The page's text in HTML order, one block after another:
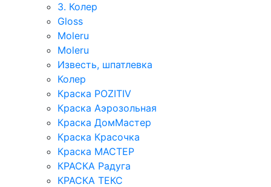
3. Колер
Gloss
Moleru
Moleru
Известь, шпатлевка
Колер
Краска POZITIV
Краска Аэрозольная
Краска ДомМастер
Краска Красочка
Краска МАСТЕР
КРАСКА Радуга
КРАСКА ТЕКС